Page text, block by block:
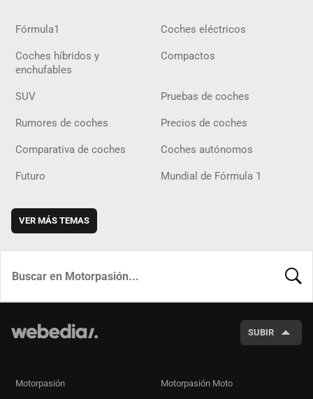
Fórmula1 Coches eléctricos
Coches híbridos y
enchufables
Compactos
SUV Pruebas de coches
Rumores de coches Precios de coches
Comparativa de coches Coches autónomos
Futuro Mundial de Fórmula 1
VER MÁS TEMAS
SUBIR
Motorpasión Motorpasión Moto